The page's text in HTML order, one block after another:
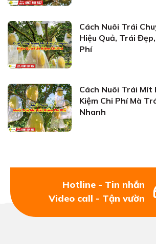
Cách Nuôi Trái
Hiệu Quả, Trái
Phí
Cách Nuôi Trái Mít
Kiệm Chi Phí Mà
Nhanh
Hotline - Tin nhắn
Video call - Tận vườn